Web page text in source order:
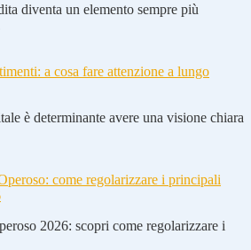
diventa un elemento sempre più
a cosa fare attenzione a lungo
è determinante avere una visione chiara
come regolarizzare i principali
2026: scopri come regolarizzare i